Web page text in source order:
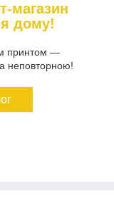
магазин
дому!
принтом —
неповторною!